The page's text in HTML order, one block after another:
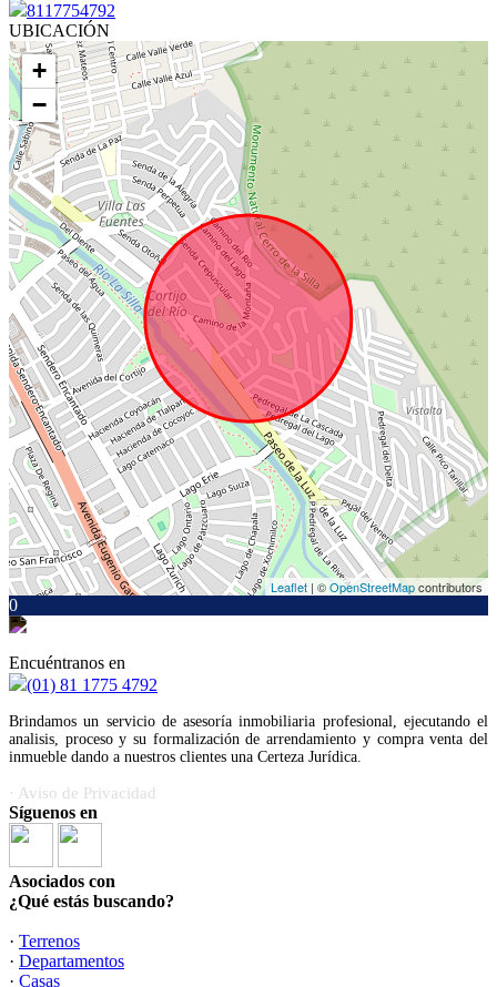
8117754792
UBICACIÓN
+
−
Leaflet | ©OpenStreetMapcontributors
0
Encuéntranos en
(01) 81 1775 4792
Brindamos un servicio de asesoría inmobiliaria profesional, ejecutando el
analisis, proceso y su formalización de arrendamiento y compra venta del
inmueble dando a nuestros clientes una Certeza Jurídica.
· Aviso de Privacidad
Síguenos en
Asociados con
¿Qué estás buscando?
· Terrenos
· Departamentos
· Casas